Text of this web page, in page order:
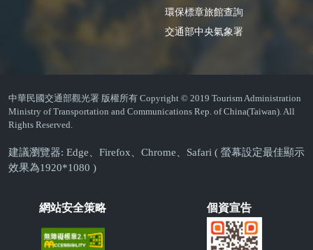
環保標章旅館查詢
交通部中央氣象署
中華民國交通部觀光署 版權所有 Copyright © 2019 Tourism Administration
Ministry of Transportation and Communications Rep. of China(Taiwan). All
Rights Reserved.
建議瀏覽器: Edge、Firefox、Chrome、Safari ( 螢幕設定最佳顯示
效果為1920*1080 )
網站安全策略 個資宣告